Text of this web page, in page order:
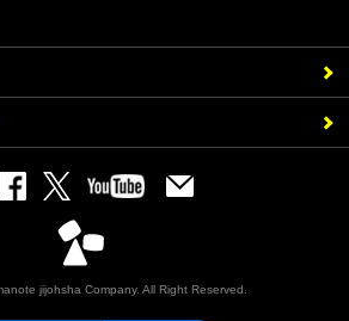
jijohsha Company. All Right Reserved.